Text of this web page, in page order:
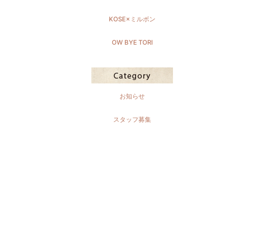
KOSE×ミルボン
OW BYE TORI
お知らせ
スタッフ募集